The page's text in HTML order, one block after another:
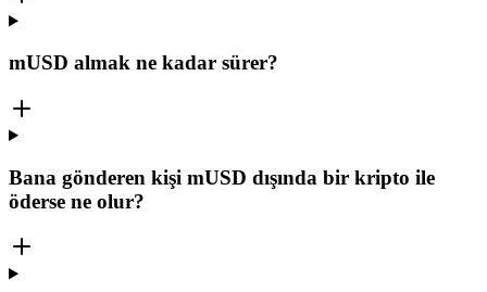
mUSD almak ne kadar sürer?
Bana gönderen kişi mUSD dışında bir kripto ile
öderse ne olur?